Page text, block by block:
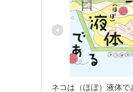
ネコは（ほぼ）液体で